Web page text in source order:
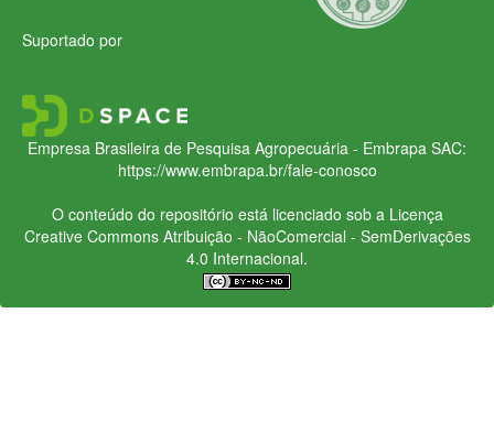
Suportado por
Empresa Brasileira de Pesquisa Agropecuária - Embrapa SAC:
https://www.embrapa.br/fale-conosco
O conteúdo do repositório está licenciado sob a Licença
Creative CommonsAtribuição - NãoComercial - SemDerivações
4.0 Internacional.